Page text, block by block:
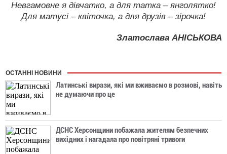
Невгамовне я дівчатко, а для татка – янголятко!
Для матусі – квіточка, а для друзів – зірочка!
Златослава АНІСЬКОВА
ОСТАННІ НОВИНИ
Латинські вирази, які ми вживаємо в розмові, навіть
не думаючи про це
ДСНС Херсонщини побажала жителям безпечних
вихідних і нагадала про повітряні тривоги